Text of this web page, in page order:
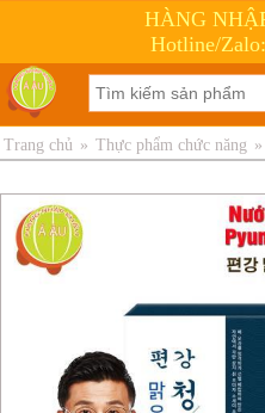
HÀNG
Hotline/
Trang chủ » Thực phẩm chức năng »